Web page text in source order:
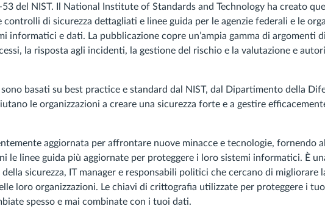
del NIST. Il National Institute of Standards and Technology ha creato
di sicurezza dettagliati e linee guida per le agenzie federali e le
informatici e dati. La pubblicazione copre un’ampia gamma di argomenti
la risposta agli incidenti, la gestione del rischio e la valutazione e
basati su best practice e standard dal NIST, dal Dipartimento della
le organizzazioni a creare una sicurezza forte e a gestire
aggiornata per affrontare nuove minacce e tecnologie, fornendo
le linee guida più aggiornate per proteggere i loro sistemi informatici. È
sicurezza, IT manager e responsabili politici che cercano di migliorare
loro organizzazioni. Le chiavi di crittografia utilizzate per proteggere i
spesso e mai combinate con i tuoi dati.